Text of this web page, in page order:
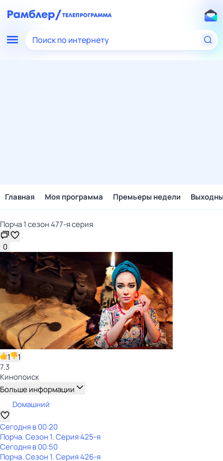
Поиск по интернету
Главная Моя программа Премьеры недели
Порча 1 сезон 477-я серия
0
1
1
7.3
Кинопоиск
Больше информации
Dомашний
Сегодня в 00:20
Порча. Сезон 1. Серия 425-я
Сегодня в 00:50
Порча. Сезон 1. Серия 426-я